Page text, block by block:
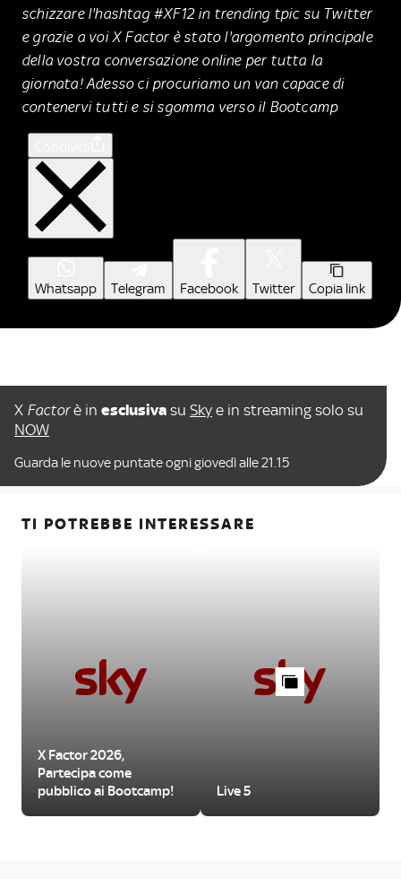
schizzare l'hashtag #XF12 in trending tpic su Twitter
e grazie a voi X Factor è stato l'argomento principale
della vostra conversazione online per tutta la
giornata! Adesso ci procuriamo un van capace di
contenervi tutti e si sgomma verso il Bootcamp
Whatsapp Telegram Facebook Twitter Copia link
X Factorè in esclusiva su Sky e in streaming solo su
NOW
Guarda le nuove puntate ogni giovedì alle 21.15
TI POTREBBE INTERESSARE
X Factor 2026,
Partecipa come
pubblico ai Bootcamp!
Live 5